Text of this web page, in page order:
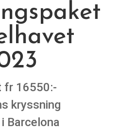
fr 16550:-
kryssning
Barcelona